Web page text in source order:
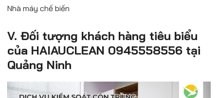
Nhà máy chế biến
V. Đối tượng khách hàng tiêu biểu
của HAIAUCLEAN 0945558556 tại
Quảng Ninh